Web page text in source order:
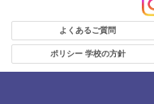
よくあるご質問
ポリシー 学校の方針